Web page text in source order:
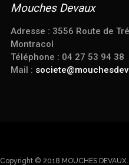
Mouches Devaux
Adresse : 3556 Route de
Montracol
Téléphone : 04 27 53 94 38
Mail :
Copyright © 2018 MOUCHES